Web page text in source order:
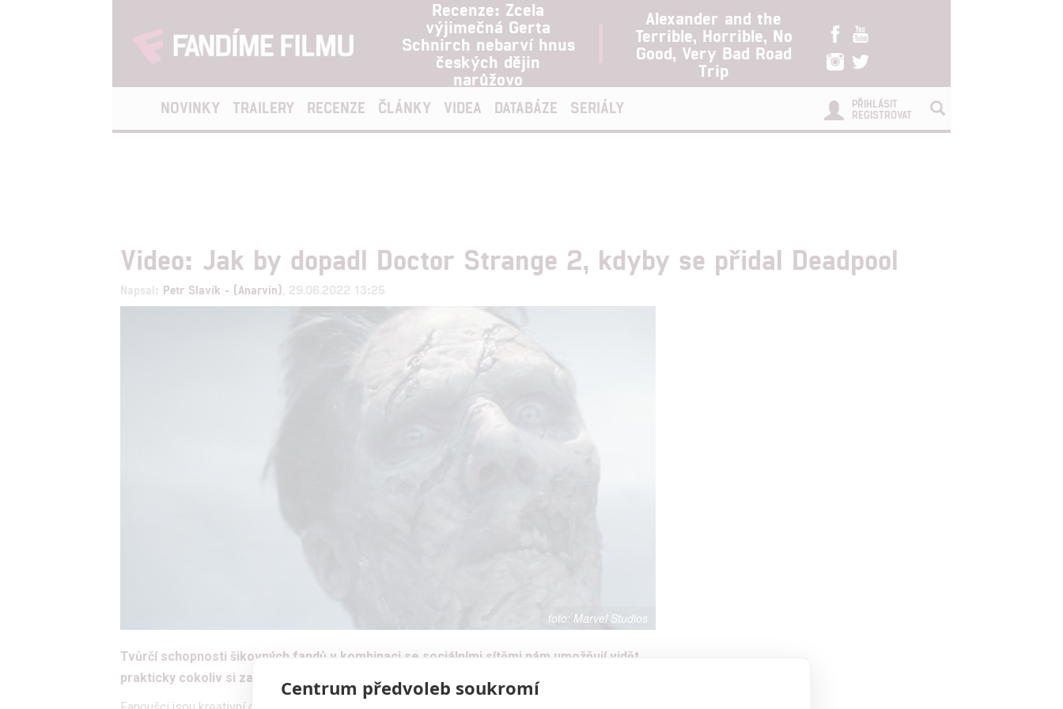
Recenze: Zcela
výjimečná Gerta
Schnirch nebarví hnus
českých dějin
narůžovo
Alexander and the
Terrible, Horrible, No
Good, Very Bad Road
Trip
NOVINKY TRAILERY RECENZE ČLÁNKY VIDEA DATABÁZE SERIÁLY
PŘIHLÁSIT
REGISTROVAT
Video: Jak by dopadl Doctor Strange 2, kdyby se přidal Deadpool
Napsal: Petr Slavík - (Anarvin) , 29.06.2022 13:25
Marvel Studios
Tvůrčí schopnosti šikovných fandů v kombinaci se sociálními sítěmi nám umožňují vidět
prakticky cokoliv si zamaneme.Centrum předvoleb soukromí